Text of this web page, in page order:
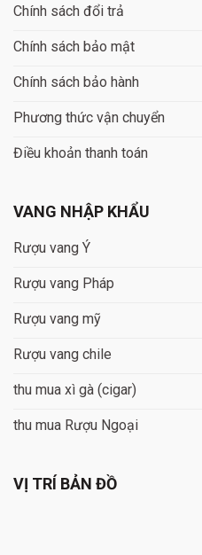
Chính sách đổi trả
Chính sách bảo mật
Chính sách bảo hành
Phương thức vận chuyển
Điều khoản thanh toán
VANG NHẬP KHẨU
Rượu vang Ý
Rượu vang Pháp
Rượu vang mỹ
Rượu vang chile
thu mua xì gà (cigar)
thu mua Rượu Ngoại
VỊ TRÍ BẢN ĐỒ